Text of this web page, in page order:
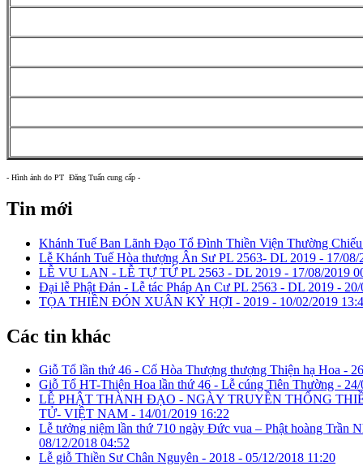
- Hình ảnh do PT Đăng Tuấn cung cấp -
Tin mới
Khánh Tuế Ban Lãnh Đạo Tổ Đình Thiền Viện Thường
Lễ Khánh Tuế Hòa thượng Ân Sư PL 2563- DL 2019 - 17/08/
LỄ VU LAN - LỄ TỰ TỨ PL 2563 - DL 2019 - 17/08/2019
Đại lễ Phật Đản - Lễ tác Pháp An Cư PL 2563 - DL 2019 -
TỌA THIỀN ĐÓN XUÂN KỶ HỢI - 2019 - 10/02/2019
Các tin khác
Giỗ Tổ lần thứ 46 - Cố Hòa Thượng thượng Thiện hạ Hoa -
Giỗ Tổ HT-Thiện Hoa lần thứ 46 - Lễ cúng Tiên Thường - 24/
LỄ PHẬT THÀNH ĐẠO - NGÀY TRUYỀN THỐNG
TỬ- VIỆT NAM - 14/01/2019 16:22
Lễ tưởng niệm lần thứ 710 ngày Đức vua – Phật hoàng Trần
08/12/2018 04:52
Lễ giỗ Thiền Sư Chân Nguyên - 2018 - 05/12/2018 11:20